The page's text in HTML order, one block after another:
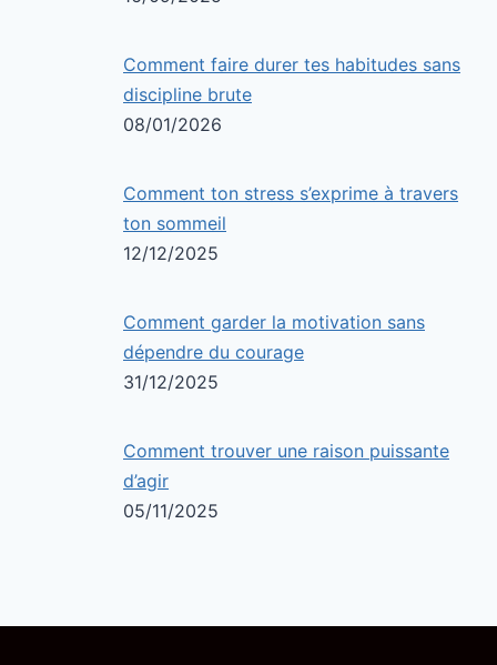
Comment faire durer tes habitudes sans
discipline brute
08/01/2026
Comment ton stress s’exprime à travers
ton sommeil
12/12/2025
Comment garder la motivation sans
dépendre du courage
31/12/2025
Comment trouver une raison puissante
d’agir
05/11/2025